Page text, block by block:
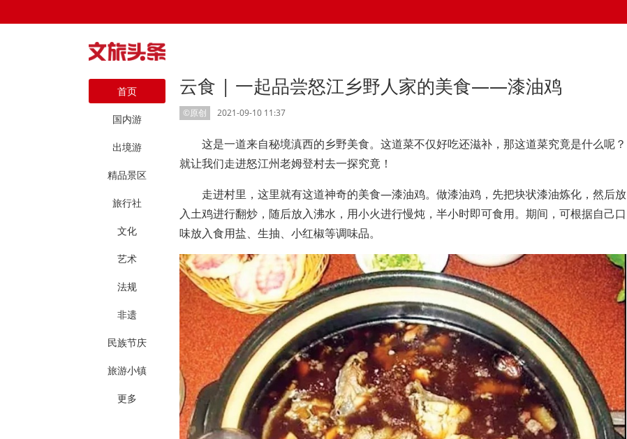
首页
国内游
出境游
精品景区
旅行社
文化
艺术
法规
非遗
民族节庆
旅游小镇
更多
云食 | 一起品尝怒江乡野人家的美食——漆油鸡
©原创 2021-09-10 11:37
这是一道来自秘境滇西的乡野美食。这道菜不仅好吃还滋补，那这道菜究竟是什么呢？
就让我们走进怒江州老姆登村去一探究竟！
走进村里，这里就有这道神奇的美食—漆油鸡。做漆油鸡，先把块状漆油炼化，然后放
入土鸡进行翻炒，随后放入沸水，用小火进行慢炖，半小时即可食用。期间，可根据自己口
味放入食用盐、生抽、小红椒等调味品。